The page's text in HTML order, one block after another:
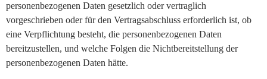
personenbezogenen Daten gesetzlich oder vertraglich
vorgeschrieben oder für den Vertragsabschluss erforderlich ist, ob
eine Verpflichtung besteht, die personenbezogenen Daten
bereitzustellen, und welche Folgen die Nichtbereitstellung der
personenbezogenen Daten hätte.